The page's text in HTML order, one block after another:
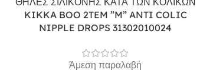
KIKKA BOO 2TEM ”M” ANTI COLIC
NIPPLE DROPS 31302010024
Άμεση παραλαβή